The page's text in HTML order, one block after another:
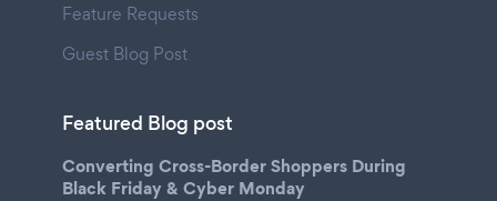
Feature Requests
Guest Blog Post
Featured Blog post
Converting Cross-Border Shoppers During
Black Friday & Cyber Monday